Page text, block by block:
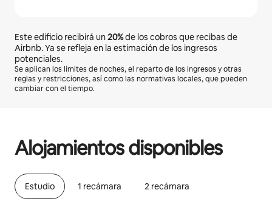
Este edificio recibirá un20%de los cobros que recibas de
Airbnb. Ya se refleja en la estimación de los ingresos
potenciales.
Se aplican los límites de noches, el reparto de los ingresos y otras
reglas y restricciones, así como las normativas locales, que pueden
cambiar con el tiempo.
Alojamientos disponibles
Estudio 1 recámara 2 recámara